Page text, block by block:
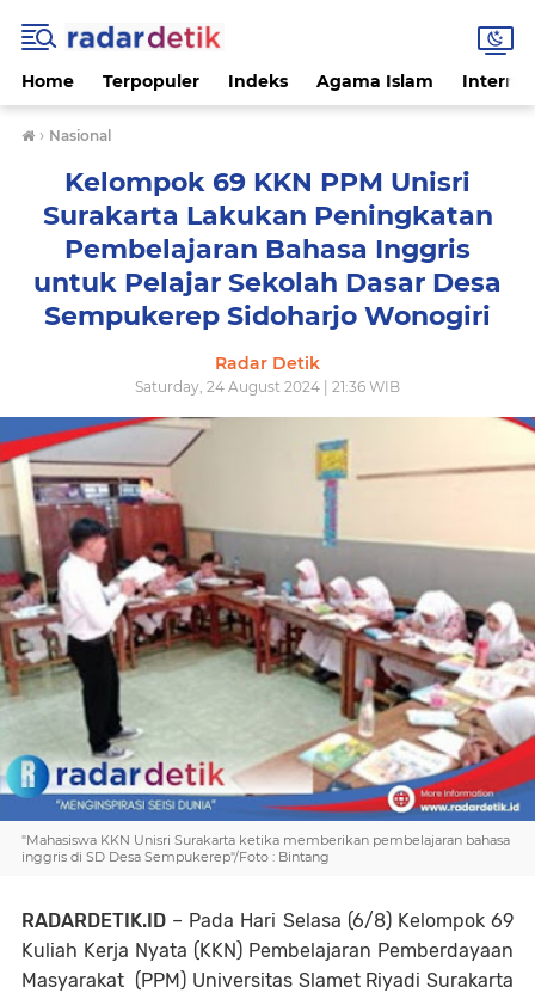
Home Terpopuler Indeks Agama Islam
› Nasional
Kelompok 69 KKN PPM Unisri
Surakarta Lakukan Peningkatan
Pembelajaran Bahasa Inggris
untuk Pelajar Sekolah Dasar Desa
Sempukerep Sidoharjo Wonogiri
Radar Detik
Saturday, 24 August 2024 | 21:36 WIB
"Mahasiswa KKN Unisri Surakarta ketika memberikan pembelajaran bahasa
inggris di SD Desa Sempukerep"/Foto : Bintang
RADARDETIK.ID – Pada Hari Selasa (6/8) Kelompok 69
Kuliah Kerja Nyata (KKN) Pembelajaran Pemberdayaan
Masyarakat (PPM) Universitas Slamet Riyadi Surakarta